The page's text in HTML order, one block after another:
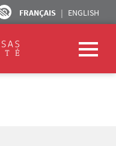
FRANÇAIS ENGLISH